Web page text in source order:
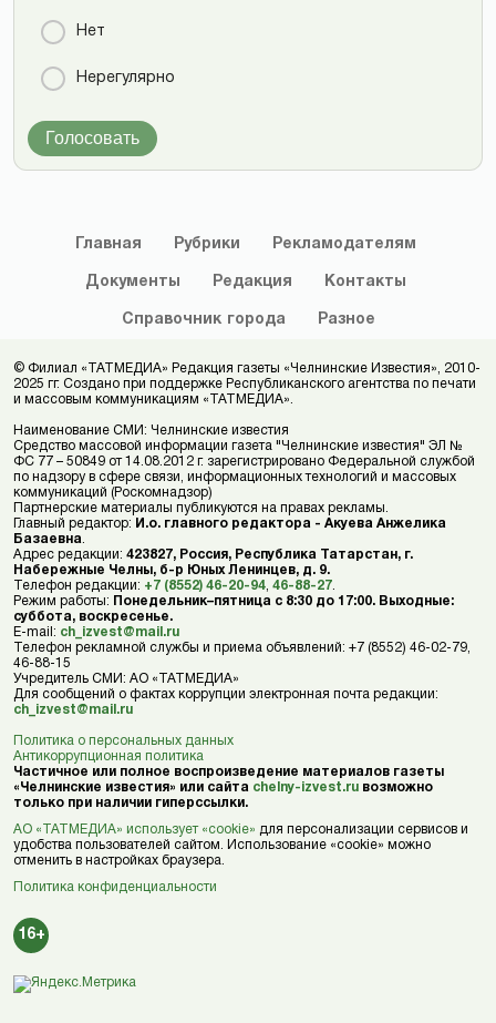
Нет
Нерегулярно
Голосовать
Главная Рубрики Рекламодателям
Документы Редакция Контакты
Справочник города Разное
© Филиал «ТАТМЕДИА» Редакция газеты «Челнинские Известия», 2010-
2025 гг. Создано при поддержке Республиканского агентства по печати
и массовым коммуникациям «ТАТМЕДИА».
Наименование СМИ: Челнинские известия
Средство массовой информации газета "Челнинские известия" ЭЛ №
ФС 77 – 50849 от 14.08.2012 г. зарегистрировано Федеральной службой
по надзору в сфере связи, информационных технологий и массовых
коммуникаций (Роскомнадзор)
Партнерские материалы публикуются на правах рекламы.
Главный редактор: И.о. главного редактора - Акуева Анжелика
Базаевна
Адрес редакции: 423827, Россия, Республика Татарстан, г.
Набережные Челны, б-р Юных Ленинцев, д. 9.
Телефон редакции: +7 (8552) 46-20-94 46-88-27
Режим работы: Понедельник–пятница с 8:30 до 17:00. Выходные:
суббота, воскресенье.
E-mail: ch_izvest@mail.ru
Телефон рекламной службы и приема объявлений: +7 (8552) 46-02-79,
46-88-15
Учредитель СМИ: АО «ТАТМЕДИА»
Для сообщений о фактах коррупции электронная почта редакции:
ch_izvest@mail.ru
Политика о персональных данных
Антикоррупционная политика
Частичное или полное воспроизведение материалов газеты
«Челнинские известия» или сайта chelny-izvest.ru возможно
только при наличии гиперссылки.
АО «ТАТМЕДИА» использует «cookie» для персонализации сервисов и
удобства пользователей сайтом. Использование «cookie» можно
отменить в настройках браузера.
Политика конфиденциальности
16+